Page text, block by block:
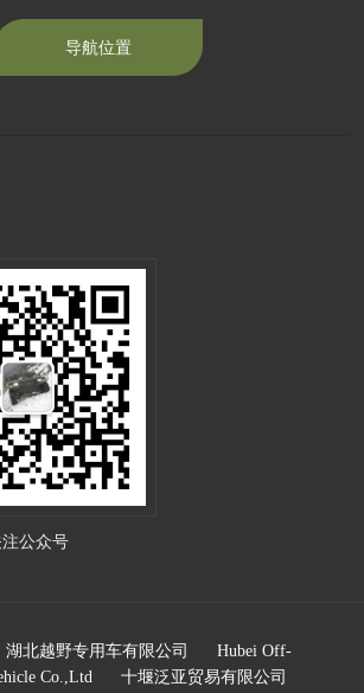
导航位置
公众号
湖北越野专用车有限公司
Hubei Off-
Co.,Ltd
十堰泛亚贸易有限公司